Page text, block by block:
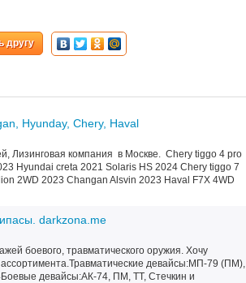
другу
Hyunday, Chery, Haval
Лизинговая компания в Москве. Chery tiggo 4 pro
Hyundai creta 2021 Solaris HS 2024 Chery tiggo 7
2WD 2023 Changan Alsvin 2023 Haval F7X 4WD
darkzona.me
боевого, травматического оружия. Хочу
девайсы:МП-79 (ПМ),
девайсы:АК-74, ПМ, ТТ, Стечкин и